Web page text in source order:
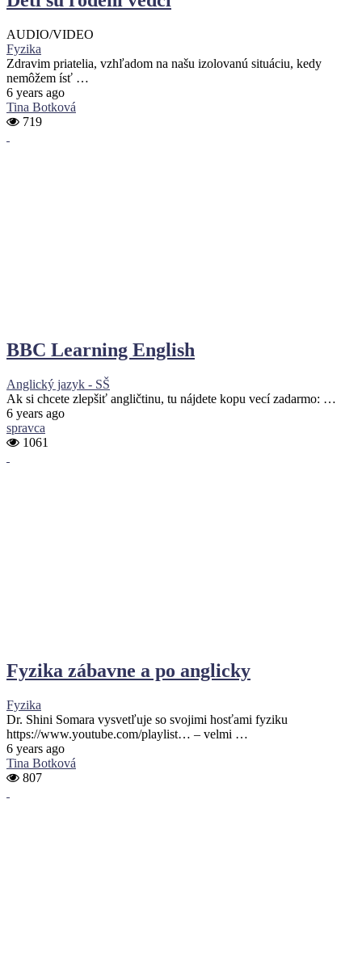
AUDIO/VIDEO
Fyzika
Zdravim priatelia, vzhľadom na našu izolovanú situáciu, kedy
nemôžem ísť …
6 years ago
Tina Botková
719
BBC Learning English
Anglický jazyk - SŠ
Ak si chcete zlepšiť angličtinu, tu nájdete kopu vecí zadarmo: …
6 years ago
spravca
1061
Fyzika zábavne a po anglicky
Fyzika
Dr. Shini Somara vysvetľuje so svojimi hosťami fyziku
https://www.youtube.com/playlist… – velmi …
6 years ago
Tina Botková
807